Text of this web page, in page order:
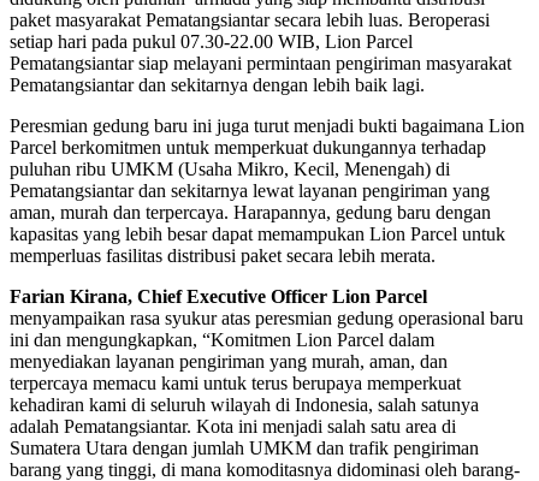
paket masyarakat Pematangsiantar secara lebih luas. Beroperasi
setiap hari pada pukul 07.30-22.00 WIB, Lion Parcel
Pematangsiantar siap melayani permintaan pengiriman masyarakat
Pematangsiantar dan sekitarnya dengan lebih baik lagi.
Peresmian gedung baru ini juga turut menjadi bukti bagaimana Lion
Parcel berkomitmen untuk memperkuat dukungannya terhadap
puluhan ribu UMKM (Usaha Mikro, Kecil, Menengah) di
Pematangsiantar dan sekitarnya lewat layanan pengiriman yang
aman, murah dan terpercaya. Harapannya, gedung baru dengan
kapasitas yang lebih besar dapat memampukan Lion Parcel untuk
memperluas fasilitas distribusi paket secara lebih merata.
Farian Kirana, Chief Executive Officer Lion Parcel
menyampaikan rasa syukur atas peresmian gedung operasional baru
ini dan mengungkapkan, “Komitmen Lion Parcel dalam
menyediakan layanan pengiriman yang murah, aman, dan
terpercaya memacu kami untuk terus berupaya memperkuat
kehadiran kami di seluruh wilayah di Indonesia, salah satunya
adalah Pematangsiantar. Kota ini menjadi salah satu area di
Sumatera Utara dengan jumlah UMKM dan trafik pengiriman
barang yang tinggi, di mana komoditasnya didominasi oleh barang-